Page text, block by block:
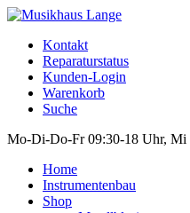
Kontakt
Reparaturstatus
Kunden-Login
Warenkorb
Suche
Mo-Di-Do-Fr 09:30-18 Uhr, Mi
Home
Instrumentenbau
Shop